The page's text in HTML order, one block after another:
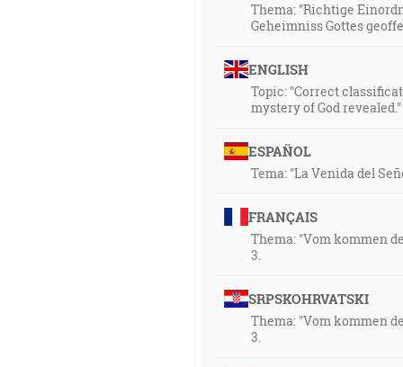
Thema: "Richtige
Geheimniss Gottes
ENGLISH
Topic: "Correct
mystery of God revealed."
ESPAÑOL
Tema: "La Venida del
FRANÇAIS
Thema: "Vom kommen
3.
SRPSKOHRVATSKI
Thema: "Vom kommen
3.